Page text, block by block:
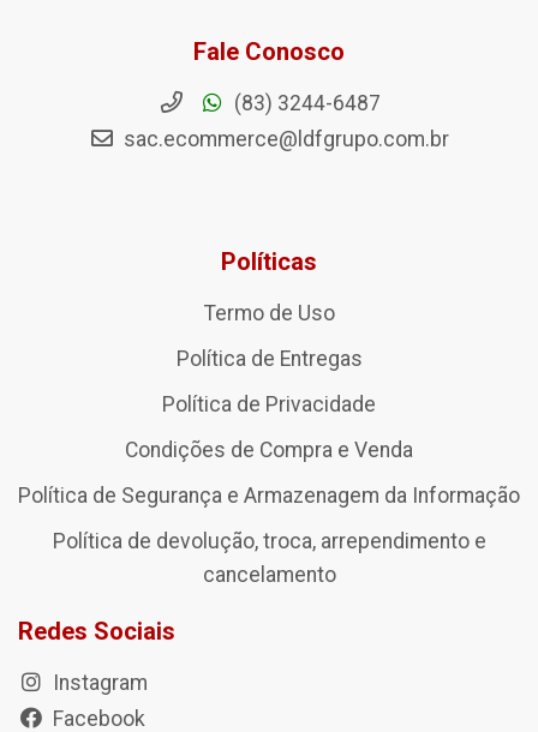
Fale Conosco
(83) 3244-6487
sac.ecommerce@ldfgrupo.com.br
Políticas
Termo de Uso
Política de Entregas
Política de Privacidade
Condições de Compra e Venda
Política de Segurança e Armazenagem da Informação
Política de devolução, troca, arrependimento e
cancelamento
Redes Sociais
Instagram
Facebook